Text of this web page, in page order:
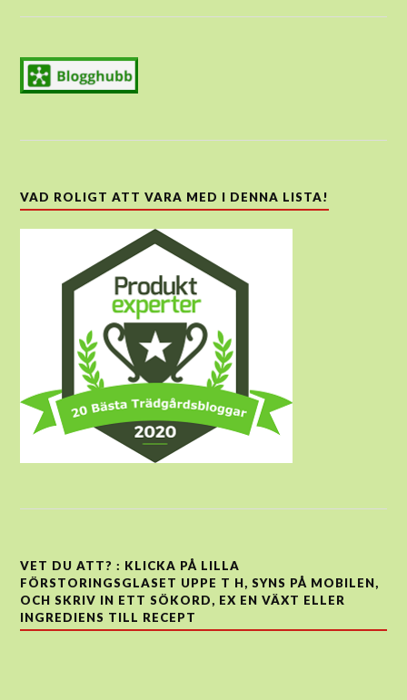
VAD ROLIGT ATT VARA MED I DENNA LISTA!
VET DU ATT? : KLICKA PÅ LILLA
FÖRSTORINGSGLASET UPPE T H, SYNS PÅ MOBILEN,
OCH SKRIV IN ETT SÖKORD, EX EN VÄXT ELLER
INGREDIENS TILL RECEPT